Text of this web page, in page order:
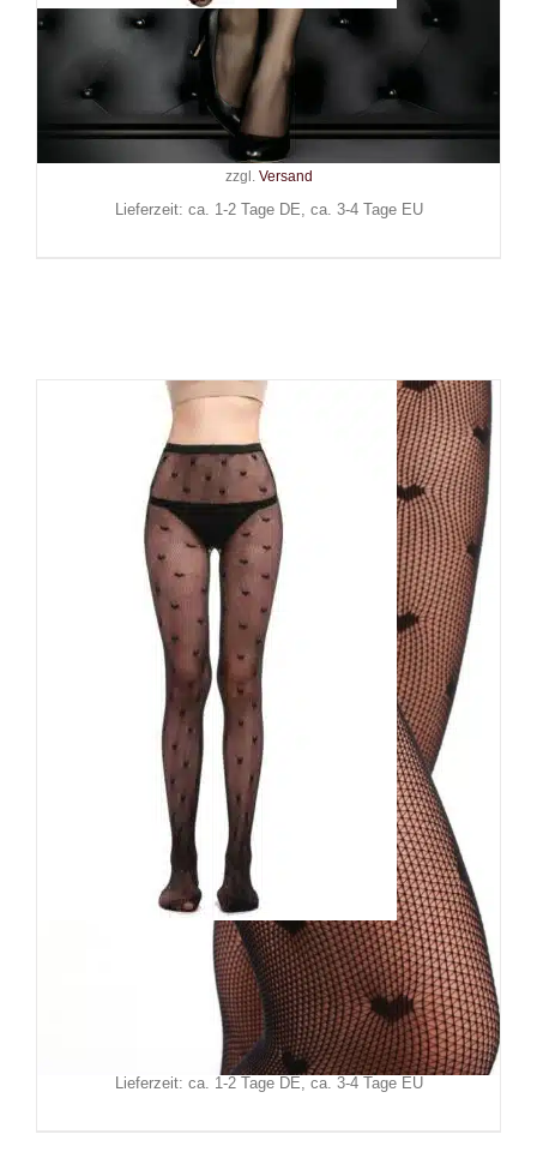
Ballerinas Secret
Strumpfhose Geometry
24,90
Inkl. MwSt.
zzgl. Versand
Lieferzeit: ca. 1-2 Tage DE, ca. 3-4 Tage EU
Erogance Strumpfhose Bats
9,90€
Inkl. MwSt.
zzgl.
Versand
Lieferzeit: ca. 1-2 Tage DE, ca. 3-4 Tage EU